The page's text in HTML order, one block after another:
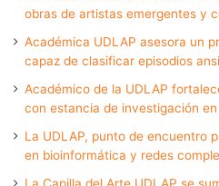
obras de artistas emergentes y
Académica UDLAP asesora un
capaz de clasificar episodios
Académico de la UDLAP
con estancia de investigación
La UDLAP, punto de encuentro
en bioinformática y redes